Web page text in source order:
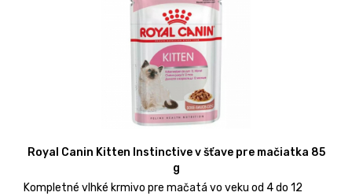
Royal Canin Kitten Instinctive v šťave pre mačiatka 85
g
Kompletné vlhké krmivo pre mačatá vo veku od 4 do 12